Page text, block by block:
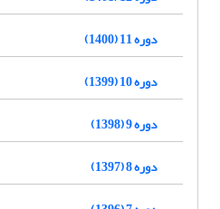
دوره 11 (1400)
دوره 10 (1399)
دوره 9 (1398)
دوره 8 (1397)